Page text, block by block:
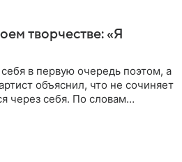
творчестве: «Я
в первую очередь поэтом, а
объяснил, что не сочиняет
через себя. По словам